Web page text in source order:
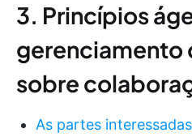
3. Princípios
gerenciamento
sobre
As partes